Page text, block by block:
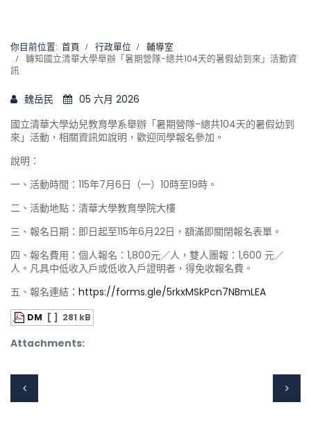
你目前位置: 首頁 行政單位
輔導室
轉知國立清華大學舉辦「暑期營隊-總共104天的暑假幼到來」活動資
訊
魏岳民
05 六月 2026
國立清華大學幼兒教育學系舉辦「暑期營隊-總共104天的暑假幼到
來」活動，相關資訊如說明，歡迎同學報名參加。
說明：
一、活動時間：115年7月6日（一）10時至19時。
二、活動地點：清華大學教育學院大樓
三、報名日期：即日起至115年6月22日，額滿即關閉報名表單。
四、報名費用：個人報名：1,800元／人，雙人團報：1,600 元／
人。凡具中低收入戶或低收入戶證明者，得免收報名費。
五、報名連結： https://forms.gle/5rkxMSkPcn7NBmLEA
Attachments:
DM [ ] 281 kB